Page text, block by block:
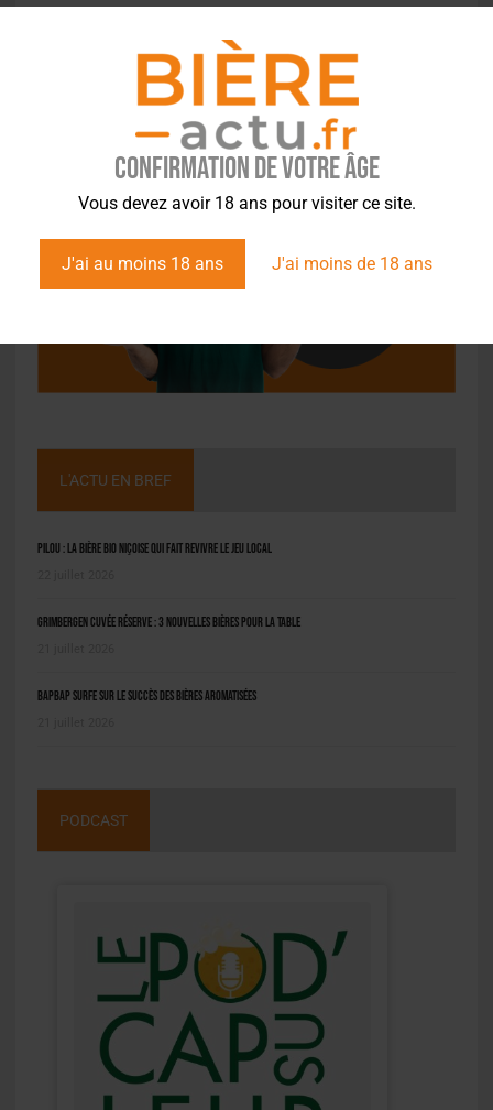
Confirmation de votre âge
Vous devez avoir 18 ans pour visiter ce site.
J'ai au moins 18 ans J'ai moins de 18 ans
L'ACTU EN BREF
Pilou : la bière bio niçoise qui fait revivre le jeu local
Grimbergen Cuvée Réserve : 3 nouvelles bières pour la table
BAPBAP surfe sur le succès des bières aromatisées
PODCAST